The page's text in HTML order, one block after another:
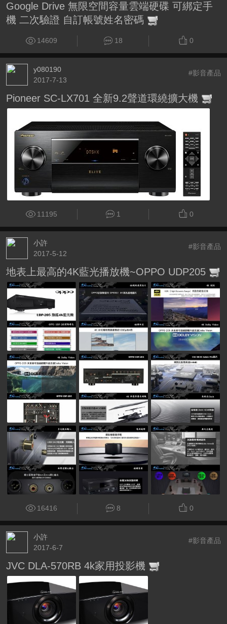
Google Drive 無限空間容量雲端硬碟 可綁定手
機 二次驗證 自訂帳號姓名密碼
14609 18 0
y080190
2017-7-13
#影音產品
Pioneer SC-LX701 全新9.2聲道環繞擴大機
11195 1 0
小許
2017-5-12
#影音產品
地表上最高的4K藍光播放機~OPPO UDP205
16416 8 0
小許
2017-6-7
#影音產品
JVC DLA-570RB 4k家用投影機